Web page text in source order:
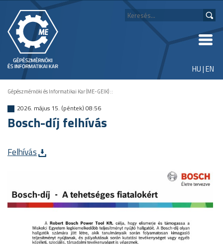
HU|EN
Gépészmérnöki és Informatikai Kar (ME-GEIK)::
2026. május 15. (péntek) 08:56
Bosch-díj felhívás
Felhívás